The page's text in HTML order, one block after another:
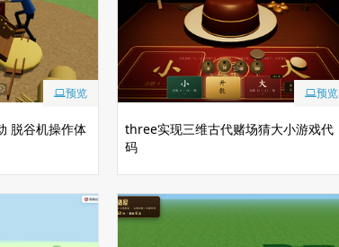
预览
脱谷机操作体
预览
three实现三维古代赌场猜大小游戏代
码